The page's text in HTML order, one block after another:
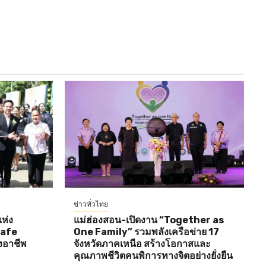
ง
อาชีพ
ข่าวทั่วไทย
แม่ฮ่องสอน-เปิดงาน “Together as
One Family” รวมพลังเครือข่าย 17
จังหวัดภาคเหนือ สร้างโอกาสและ
คุณภาพชีวิตคนพิการทางจิตอย่างยั่งยืน